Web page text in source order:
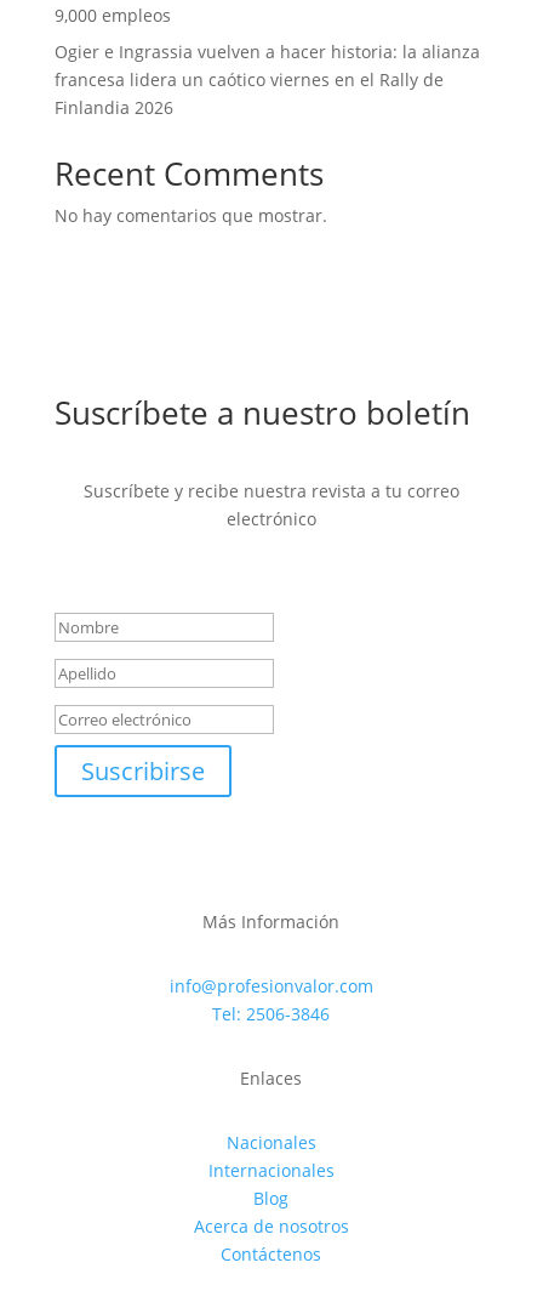
9,000 empleos
Ogier e Ingrassia vuelven a hacer historia: la alianza
francesa lidera un caótico viernes en el Rally de
Finlandia 2026
Recent Comments
No hay comentarios que mostrar.
Suscríbete a nuestro boletín
Suscríbete y recibe nuestra revista a tu correo
electrónico
Suscribirse
Más Información
info@profesionvalor.com
Tel: 2506-3846
Enlaces
Nacionales
Internacionales
Blog
Acerca de nosotros
Contáctenos